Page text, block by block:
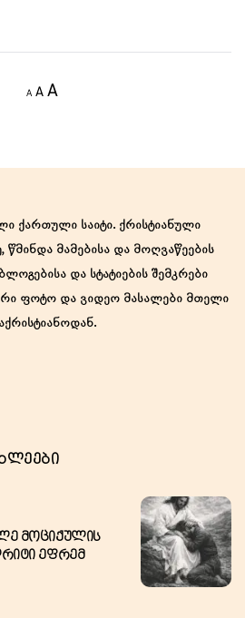
A
Decrease
A Reset
AIncrease
ქართული საიტი. ქრისტიანული
მამებისა და მოღვაწეების
და სტატიების შემკრები
ფოტო და ვიდეო მასალები მთელი
Მოციქულის
Ეფრემ